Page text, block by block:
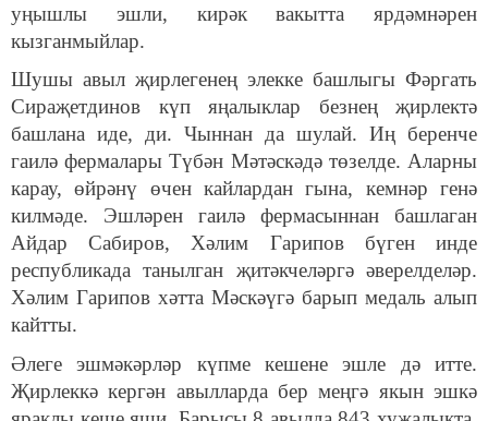
уңышлы эшли, кирәк вакытта ярдәмнәрен
кызганмыйлар.
Шушы авыл җирлегенең элекке башлыгы Фәргать
Сираҗетдинов күп яңалыклар безнең җирлектә
башлана иде, ди. Чыннан да шулай. Иң беренче
гаилә фермалары Түбән Мәтәскәдә төзелде. Аларны
карау, өйрәнү өчен кайлардан гына, кемнәр генә
килмәде. Эшләрен гаилә фермасыннан башлаган
Айдар Сабиров, Хәлим Гарипов бүген инде
республикада танылган җитәкчеләргә әверелделәр.
Хәлим Гарипов хәтта Мәскәүгә барып медаль алып
кайтты.
Әлеге эшмәкәрләр күпме кешене эшле дә итте.
Җирлеккә кергән авылларда бер меңгә якын эшкә